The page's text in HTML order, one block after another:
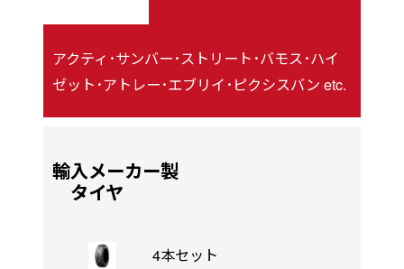
アクティ･サンバー･ストリート･バモス･ハイ
ゼット･アトレー･エブリイ･ピクシスバン etc.
輸入メーカー製
タイヤ
4本セット